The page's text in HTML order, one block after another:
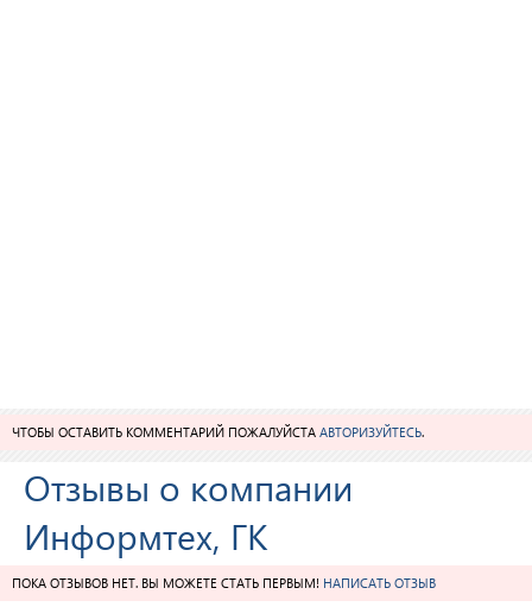
ЧТОБЫ ОСТАВИТЬ КОММЕНТАРИЙ ПОЖАЛУЙСТА АВТОРИЗУЙТЕСЬ.
Отзывы о компании
Информтех, ГК
ПОКА ОТЗЫВОВ НЕТ. ВЫ МОЖЕТЕ СТАТЬ ПЕРВЫМ! НАПИСАТЬ ОТЗЫВ